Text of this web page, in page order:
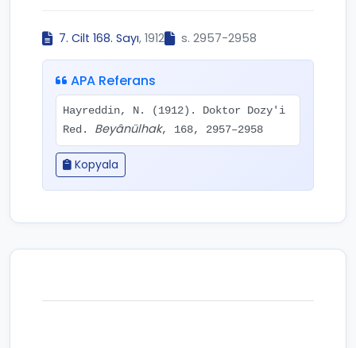
7. Cilt 168. Sayı, 1912 s. 2957-2958
APA Referans
Hayreddin, N. (1912). Doktor Dozy'i
Red. Beyânülhak, 168, 2957–2958
Kopyala